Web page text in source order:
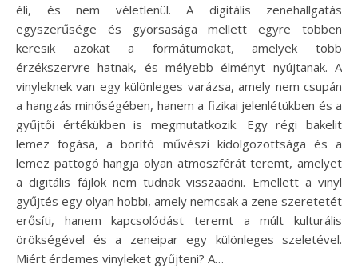
éli, és nem véletlenül. A digitális zenehallgatás
egyszerűsége és gyorsasága mellett egyre többen
keresik azokat a formátumokat, amelyek több
érzékszervre hatnak, és mélyebb élményt nyújtanak. A
vinyleknek van egy különleges varázsa, amely nem csupán
a hangzás minőségében, hanem a fizikai jelenlétükben és a
gyűjtői értékükben is megmutatkozik. Egy régi bakelit
lemez fogása, a borító művészi kidolgozottsága és a
lemez pattogó hangja olyan atmoszférát teremt, amelyet
a digitális fájlok nem tudnak visszaadni. Emellett a vinyl
gyűjtés egy olyan hobbi, amely nemcsak a zene szeretetét
erősíti, hanem kapcsolódást teremt a múlt kulturális
örökségével és a zeneipar egy különleges szeletével.
Miért érdemes vinyleket gyűjteni? A…